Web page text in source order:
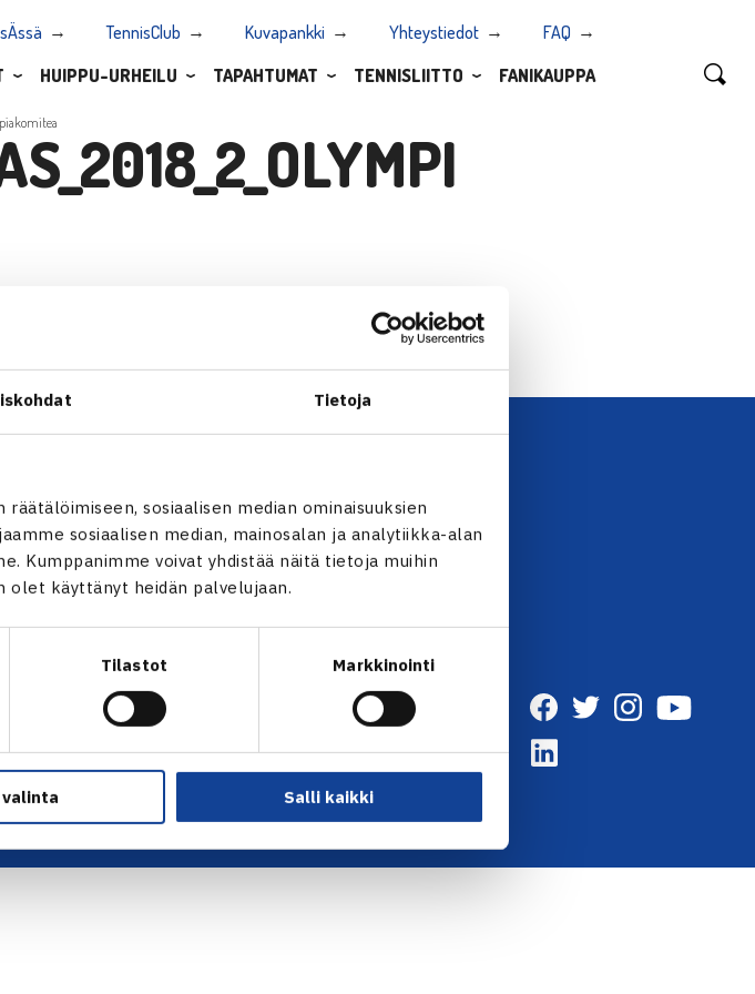
Tietoja
sosiaalisen median ominaisuuksien
sosiaalisen median, mainosalan ja analytiikka-alan
Kumppanimme voivat yhdistää näitä tietoja muihin
käyttänyt heidän palvelujaan.
Tilastot Markkinointi
Salli kaikki
TennisClub Kuvapankki Yhteystiedot
FAQ
HUIPPU-URHEILU TAPAHTUMAT TENNISLIITTO FANIKAUPPA
→
→
2024 →
→
KYSYMYKSET
→
TILAA UUTISKIRJE →